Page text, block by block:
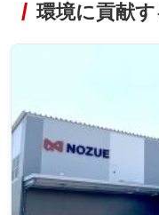
環境に貢献